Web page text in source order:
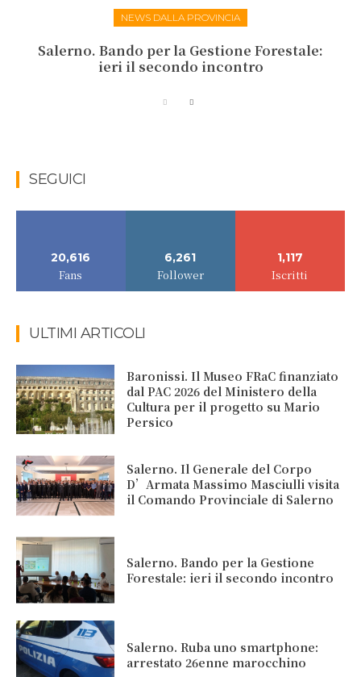
NEWS DALLA PROVINCIA
Salerno. Bando per la Gestione Forestale:
ieri il secondo incontro
SEGUICI
20,616
Fans
6,261
Follower
1,117
Iscritti
ULTIMI ARTICOLI
Baronissi. Il Museo FRaC finanziato
dal PAC 2026 del Ministero della
Cultura per il progetto su Mario
Persico
Salerno. Il Generale del Corpo
D’Armata Massimo Masciulli visita
il Comando Provinciale di Salerno
Salerno. Bando per la Gestione
Forestale: ieri il secondo incontro
Salerno. Ruba uno smartphone:
arrestato 26enne marocchino